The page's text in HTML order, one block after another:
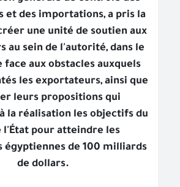
et des importations, a pris la
une unité de soutien aux
au sein de l'autorité, dans le
face aux obstacles auxquels
les exportateurs, ainsi que
leurs propositions qui
la réalisation les objectifs du
l'État pour atteindre les
égyptiennes de 100 milliards
de dollars.